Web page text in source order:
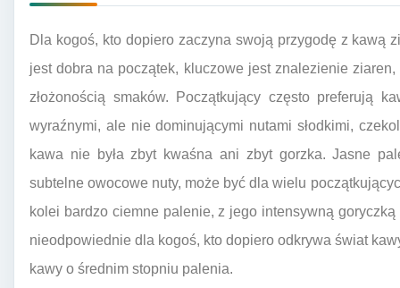
Dla kogoś, kto dopiero zaczyna swoją przygodę z kawą
jest dobra na początek, kluczowe jest znalezienie
złożonością smaków. Początkujący często preferują
wyraźnymi, ale nie dominującymi nutami słodkimi,
kawa nie była zbyt kwaśna ani zbyt gorzka. Jasne
subtelne owocowe nuty, może być dla wielu
kolei bardzo ciemne palenie, z jego intensywną
nieodpowiednie dla kogoś, kto dopiero odkrywa świat
kawy o średnim stopniu palenia.